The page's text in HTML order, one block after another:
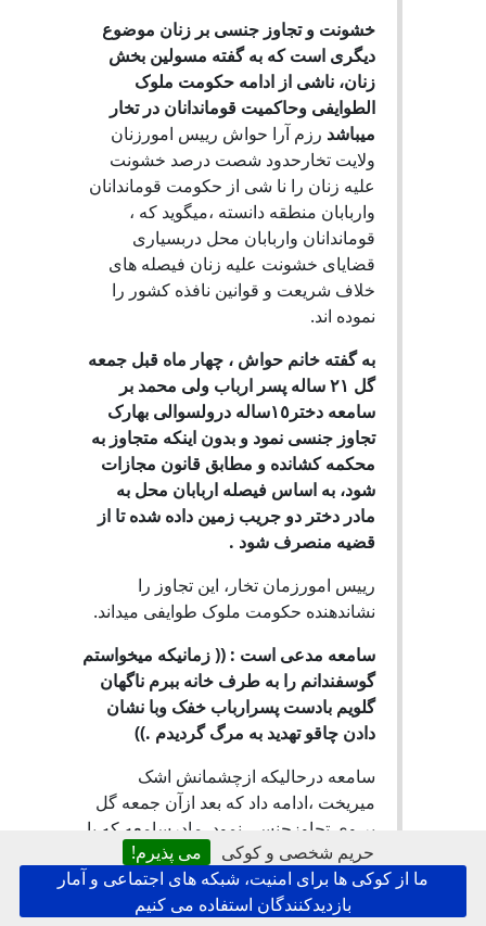
حریم شخصی و کوکی
می پذیرم!
ما از کوکی ها برای امنیت، شبکه های اجتماعی و آمار
بازدیدکنندگان استفاده می کنیم
خشونت و تجاوز جنسى بر زنان موضوع
دیگرى است که به گفته مسولین بخش
زنان، ناشی از ادامه حکومت ملوک
الطوایفی وحاکمیت قوماندانان در تخار
میباشد رزم آرا حواش ريیس امورزنان
ولایت تخارحدود شصت درصد خشونت
علیه زنان را نا شی از حکومت قوماندانان
واربابان منطقه دانسته ،ميگويد که ،
قوماندانان واربابان محل دربسيارى
قضاياى خشونت عليه زنان فيصله هاى
خلاف شريعت و قوانين نافذه کشور را
نموده اند.
به گفته خانم حواش ، چهار ماه قبل جمعه
گل ٢١ ساله پسر ارباب ولى محمد بر
سامعه دختر١٥ساله درولسوالی بهارک
تجاوز جنسى نمود و بدون اينکه متجاوز به
محکمه کشانده و مطابق قانون مجازات
شود، به اساس فيصله اربابان محل به
مادر دختر دو جریب زمین داده شده تا از
قضيه منصرف شود .
رييس امورزمان تخار، این تجاوز را
نشاندهنده حکومت ملوک طوایفی ميداند.
سامعه مدعى است : (( زمانیکه میخواستم
گوسفندانم را به طرف خانه ببرم ناگهان
گلویم بادست پسرارباب خفک وبا نشان
دادن چاقو تهديد به مرگ گرديدم .))
سامعه درحاليکه ازچشمانش اشک
میریخت ،ادامه داد كه بعد ازآن جمعه گل
بر وی تجاوزجنسی نمود .مادرسامعه که با
دخترش اكنون به شورای ولایتی عارض
وخواستار مجازات پسر ارباب است،
ميگويد : (( وقتي خبر شدم به ارباب ولى